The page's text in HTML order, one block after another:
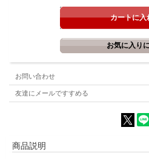
お問い合わせ
友達にメールですすめる
商品説明